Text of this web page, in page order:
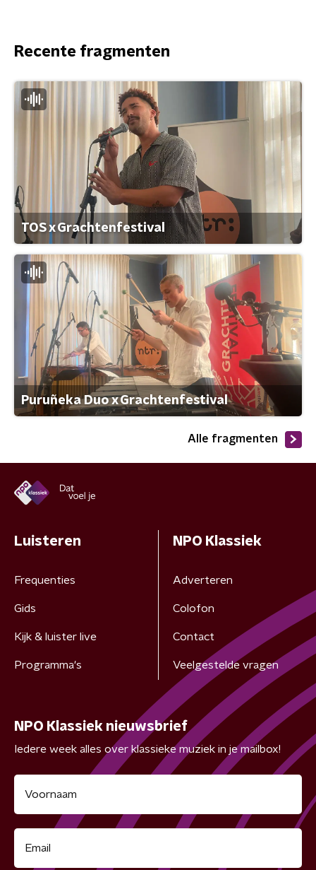
Recente fragmenten
TOS x Grachtenfestival
Puruñeka Duo x Grachtenfestival
Alle fragmenten
Luisteren
Frequenties
Gids
Kijk & luister live
Programma's
NPO Klassiek
Adverteren
Colofon
Contact
Veelgestelde vragen
NPO Klassiek nieuwsbrief
Iedere week alles over klassieke muziek in je mailbox!